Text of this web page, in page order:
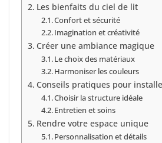
Les bienfaits du ciel de lit
Confort et sécurité
Imagination et créativité
Créer une ambiance magique
Le choix des matériaux
Harmoniser les couleurs
Conseils pratiques pour
Choisir la structure idéale
Entretien et soins
Rendre votre espace unique
Personnalisation et détails